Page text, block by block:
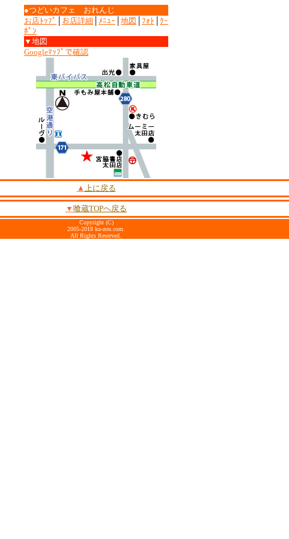
●つどいカフェ おれんじ
お店ﾄｯﾌﾟ
お店詳細 ﾒﾆｭｰ 地図 ﾌｫﾄ
ｸｰ
ﾎﾟﾝ
▼地図
Googleﾏｯﾌﾟで確認
▲ 上に戻る
▼ 喰蔵TOPへ戻る
Copyright (C)
2005-2018 ku-zou.com.
All Rights Reserved.